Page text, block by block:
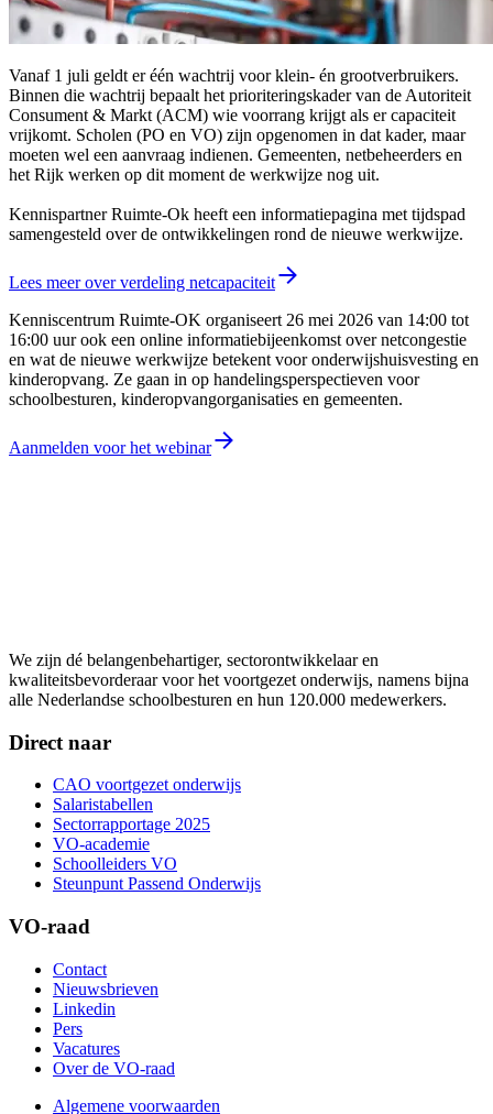
Vanaf 1 juli geldt er één wachtrij voor klein- én grootverbruikers.
Binnen die wachtrij bepaalt het prioriteringskader van de Autoriteit
Consument & Markt (ACM) wie voorrang krijgt als er capaciteit
vrijkomt. Scholen (PO en VO) zijn opgenomen in dat kader, maar
moeten wel een aanvraag indienen. Gemeenten, netbeheerders en
het Rijk werken op dit moment de werkwijze nog uit.
Kennispartner Ruimte-Ok heeft een informatiepagina met tijdspad
samengesteld over de ontwikkelingen rond de nieuwe werkwijze.
Lees meer over verdeling netcapaciteit
Kenniscentrum Ruimte-OK organiseert 26 mei 2026 van 14:00 tot
16:00 uur ook een online informatiebijeenkomst over netcongestie
en wat de nieuwe werkwijze betekent voor onderwijshuisvesting en
kinderopvang. Ze gaan in op handelingsperspectieven voor
schoolbesturen, kinderopvangorganisaties en gemeenten.
Aanmelden voor het webinar
We zijn dé belangenbehartiger, sectorontwikkelaar en
kwaliteitsbevorderaar voor het voortgezet onderwijs, namens bijna
alle Nederlandse schoolbesturen en hun 120.000 medewerkers.
Direct naar
CAO voortgezet onderwijs
Salaristabellen
Sectorrapportage 2025
VO-academie
Schoolleiders VO
Steunpunt Passend Onderwijs
VO-raad
Contact
Nieuwsbrieven
Linkedin
Pers
Vacatures
Over de VO-raad
Algemene voorwaarden